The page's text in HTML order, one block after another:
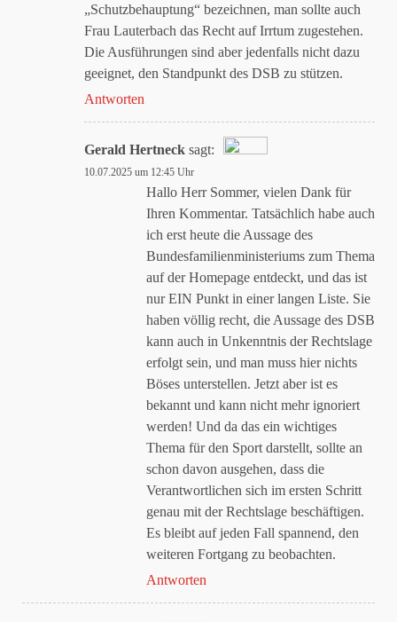
„Schutzbehauptung“ bezeichnen, man sollte auch
Frau Lauterbach das Recht auf Irrtum zugestehen.
Die Ausführungen sind aber jedenfalls nicht dazu
geeignet, den Standpunkt des DSB zu stützen.
Antworten
Gerald Hertneck sagt:
Das „Echte-Person“-Abzeichen!
Anti-Spam von CleanTalk
10.07.2025 um 12:45 Uhr
Hallo Herr Sommer, vielen Dank für
Ihren Kommentar. Tatsächlich habe auch
ich erst heute die Aussage des
Bundesfamilienministeriums zum Thema
auf der Homepage entdeckt, und das ist
nur EIN Punkt in einer langen Liste. Sie
haben völlig recht, die Aussage des DSB
kann auch in Unkenntnis der Rechtslage
erfolgt sein, und man muss hier nichts
Böses unterstellen. Jetzt aber ist es
bekannt und kann nicht mehr ignoriert
werden! Und da das ein wichtiges
Thema für den Sport darstellt, sollte an
schon davon ausgehen, dass die
Verantwortlichen sich im ersten Schritt
genau mit der Rechtslage beschäftigen.
Es bleibt auf jeden Fall spannend, den
weiteren Fortgang zu beobachten.
Antworten